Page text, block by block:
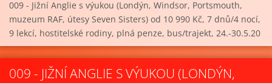
009 - Jižní Anglie s výukou (Londýn, Windsor, Portsmouth,
muzeum RAF, útesy Seven Sisters) od 10 990 Kč, 7 dnů/4 nocí,
9 lekcí, hostitelské rodiny, plná penze, bus/trajekt, 24.-30.5.20
009 - JIŽNÍ ANGLIE S VÝUKOU (LONDÝN,